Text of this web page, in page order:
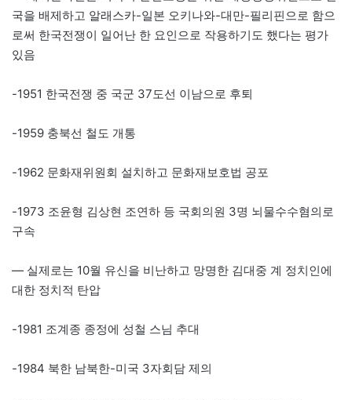
국을 배제하고 알래스카-일본 오키나와-대만-필리핀으로 함으
로써 한국전쟁이 일어난 한 요인으로 작용하기도 했다는 평가
있음
-1951 한국전쟁 중 국군 37도선 이남으로 후퇴
-1959 충북선 철도 개통
-1962 문화재위원회 설치하고 문화재보호법 공포
-1973 조윤형 김상현 조연하 등 국회의원 3명 뇌물수수혐의로
구속
— 실제로는 10월 유신을 비난하고 망명한 김대중 계 정치인에
대한 정치적 탄압
-1981 조계종 종정에 성철 스님 추대
-1984 북한 남북한-미국 3자회담 제의